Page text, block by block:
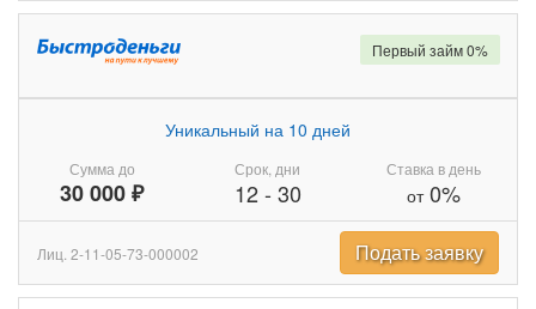
Сумма до
30 000 ₽
Уникальный на 10 дней
Срок, дни
12- 30
Ставка в день
от0%
Первый займ 0%
Лиц. 2-11-05-73-000002 Подать заявку